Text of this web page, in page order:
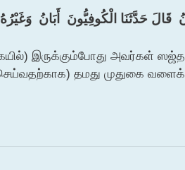
‏قَالَ حَدَّثَنَا الْكُوفِيُّونَ ‏ ‏أَبَانُ
இருக்கும்போது அவர்கள்
தமது முதுகை